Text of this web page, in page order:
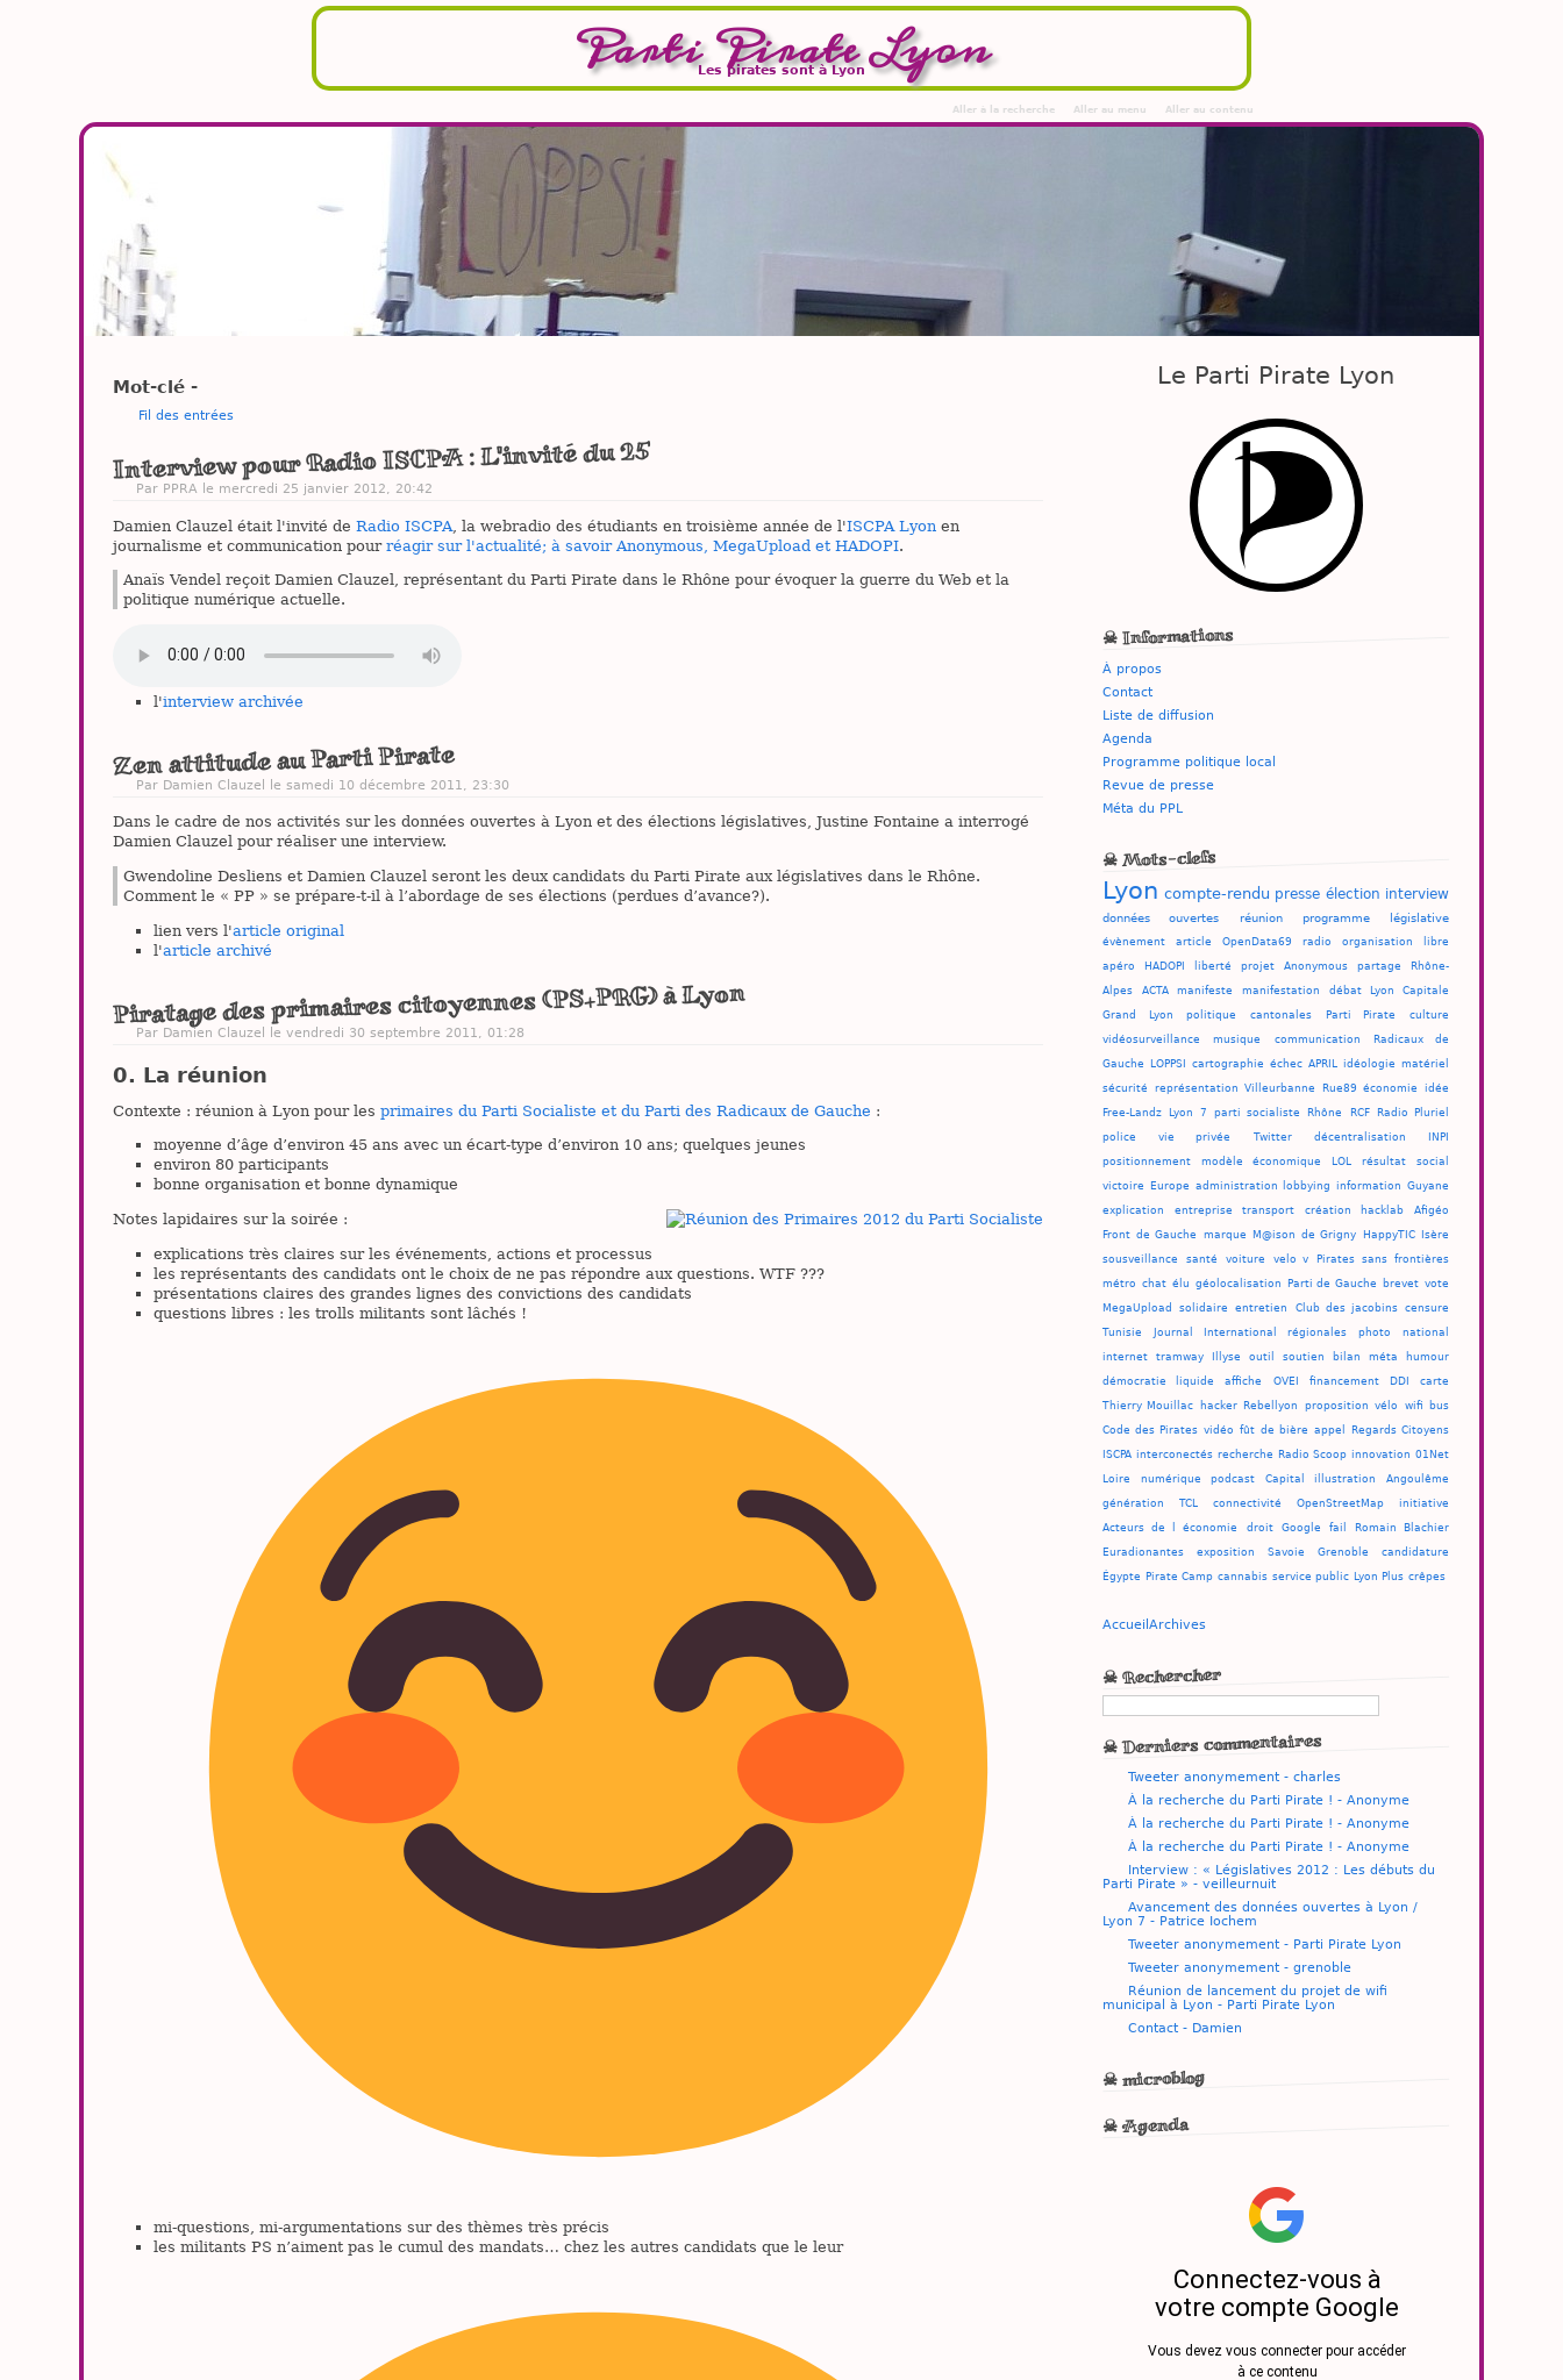
Parti Pirate Lyon
Les pirates sont à Lyon
Aller au contenu
Aller au menu
Aller à la recherche
Mot-clé -
Fil des entrées
Interview pour Radio ISCPA : L'invité du 25
Par PPRA le mercredi 25 janvier 2012, 20:42
Damien Clauzel était l'invité de Radio ISCPA , la webradio des étudiants en troisième année de l'ISCPA Lyon en
journalisme et communication pour réagir sur l'actualité; à savoir Anonymous, MegaUpload et HADOPI.
Anaïs Vendel reçoit Damien Clauzel, représentant du Parti Pirate dans le Rhône pour évoquer la guerre du Web et la
politique numérique actuelle.
l'interview archivée
Zen attitude au Parti Pirate
Par Damien Clauzel le samedi 10 décembre 2011, 23:30
Dans le cadre de nos activités sur les données ouvertes à Lyon et des élections législatives, Justine Fontaine a interrogé
Damien Clauzel pour réaliser une interview.
Gwendoline Desliens et Damien Clauzel seront les deux candidats du Parti Pirate aux législatives dans le Rhône.
Comment le « PP » se prépare-t-il à l’abordage de ses élections (perdues d’avance?).
lien vers l'article original
l'article archivé
Piratage des primaires citoyennes (PS+PRG) à Lyon
Par Damien Clauzel le vendredi 30 septembre 2011, 01:28
La réunion
Contexte : réunion à Lyon pour les primaires du Parti Socialiste et du Parti des Radicaux de Gauche :
moyenne d’âge d’environ 45 ans avec un écart-type d’environ 10 ans; quelques jeunes
environ 80 participants
bonne organisation et bonne dynamique
Notes lapidaires sur la soirée :
explications très claires sur les événements, actions et processus
les représentants des candidats ont le choix de ne pas répondre aux questions. WTF ???
présentations claires des grandes lignes des convictions des candidats
questions libres : les trolls militants sont lâchés !
mi-questions, mi-argumentations sur des thèmes très précis
les militants PS n’aiment pas le cumul des mandats… chez les autres candidats que le leur
Le Parti Pirate Lyon
☠ Informations
À propos
Contact
Liste de diffusion
Agenda
Programme politique local
Revue de presse
Méta du PPL
☠ Mots-clefs
Lyon compte-rendu presse élection interview
données ouvertes réunion programme législative
évènement article OpenData69 radio organisation
libre
apéro
HADOPI liberté projet Anonymous partage
Rhône-
Alpes
ACTA manifeste manifestation débat
Lyon Capitale
Grand Lyon
politique cantonales Parti Pirate culture
vidéosurveillance musique communication Radicaux de
Gauche LOPPSI cartographie échec APRIL idéologie matériel
sécurité représentation Villeurbanne Rue89 économie idée
Free-Landz Lyon 7 parti socialiste Rhône RCF Radio Pluriel
police vie privée Twitter décentralisation INPI
positionnement modèle économique LOL résultat social
victoire Europe administration lobbying information Guyane
explication entreprise transport création hacklab Afigéo
Front de Gauche marque M@ison de Grigny HappyTIC Isère
sousveillance santé voiture velo v Pirates sans frontières
métro chat élu géolocalisation Parti de Gauche brevet vote
MegaUpload solidaire entretien Club des jacobins censure
Tunisie Journal International régionales photo national
internet tramway Illyse outil soutien bilan méta humour
démocratie liquide affiche OVEI financement DDI carte
Thierry Mouillac hacker Rebellyon proposition vélo wifi bus
Code des Pirates vidéo fût de bière appel Regards Citoyens
ISCPA interconectés recherche Radio Scoop innovation 01Net
Loire numérique podcast Capital illustration Angoulême
génération TCL connectivité OpenStreetMap initiative
Acteurs de l économie droit Google fail Romain Blachier
Euradionantes exposition Savoie Grenoble candidature
Égypte Pirate Camp cannabis service public Lyon Plus crêpes
Accueil Archives
☠ Rechercher
☠ Derniers commentaires
Tweeter anonymement - charles
À la recherche du Parti Pirate ! - Anonyme
À la recherche du Parti Pirate ! - Anonyme
À la recherche du Parti Pirate ! - Anonyme
Interview : « Législatives 2012 : Les débuts du
Parti Pirate » - veilleurnuit
Avancement des données ouvertes à Lyon /
Lyon 7 - Patrice Iochem
Tweeter anonymement - Parti Pirate Lyon
Tweeter anonymement - grenoble
Réunion de lancement du projet de wifi
municipal à Lyon - Parti Pirate Lyon
Contact - Damien
☠ microblog
☠ Agenda